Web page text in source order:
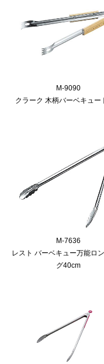
M-9090
クラーク 木柄バーベキュー
M-7636
レスト バーベキュー万能ロ
グ40cm